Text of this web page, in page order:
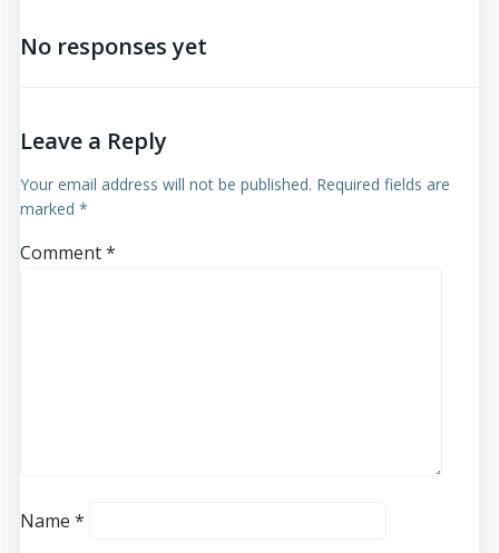
No responses yet
Leave a Reply
Your email address will not be published. Required fields are
marked *
Comment*
Name *